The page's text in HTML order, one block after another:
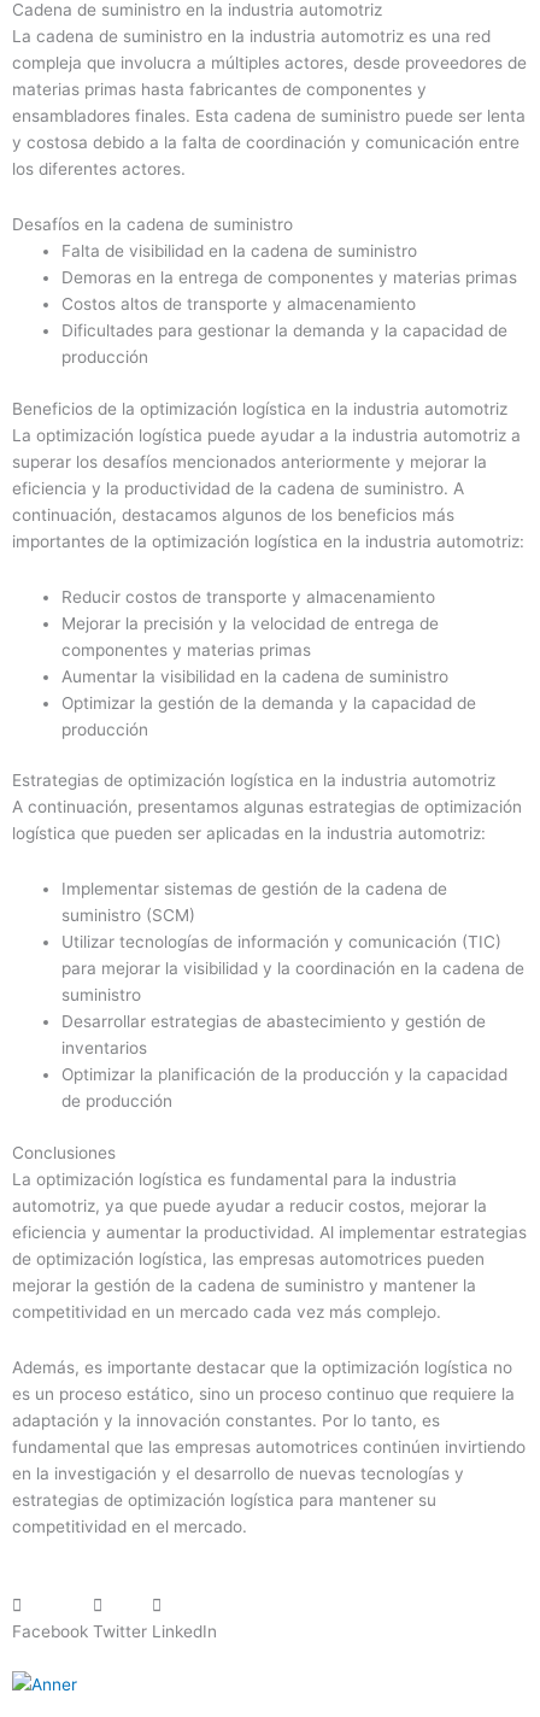
Cadena de suministro en la industria automotriz
La cadena de suministro en la industria automotriz es una red
compleja que involucra a múltiples actores, desde proveedores de
materias primas hasta fabricantes de componentes y
ensambladores finales. Esta cadena de suministro puede ser lenta
y costosa debido a la falta de coordinación y comunicación entre
los diferentes actores.
Desafíos en la cadena de suministro
Falta de visibilidad en la cadena de suministro
Demoras en la entrega de componentes y materias primas
Costos altos de transporte y almacenamiento
Dificultades para gestionar la demanda y la capacidad de
producción
Beneficios de la optimización logística en la industria automotriz
La optimización logística puede ayudar a la industria automotriz a
superar los desafíos mencionados anteriormente y mejorar la
eficiencia y la productividad de la cadena de suministro. A
continuación, destacamos algunos de los beneficios más
importantes de la optimización logística en la industria automotriz:
Reducir costos de transporte y almacenamiento
Mejorar la precisión y la velocidad de entrega de
componentes y materias primas
Aumentar la visibilidad en la cadena de suministro
Optimizar la gestión de la demanda y la capacidad de
producción
Estrategias de optimización logística en la industria automotriz
A continuación, presentamos algunas estrategias de optimización
logística que pueden ser aplicadas en la industria automotriz:
Implementar sistemas de gestión de la cadena de
suministro (SCM)
Utilizar tecnologías de información y comunicación (TIC)
para mejorar la visibilidad y la coordinación en la cadena de
suministro
Desarrollar estrategias de abastecimiento y gestión de
inventarios
Optimizar la planificación de la producción y la capacidad
de producción
Conclusiones
La optimización logística es fundamental para la industria
automotriz, ya que puede ayudar a reducir costos, mejorar la
eficiencia y aumentar la productividad. Al implementar estrategias
de optimización logística, las empresas automotrices pueden
mejorar la gestión de la cadena de suministro y mantener la
competitividad en un mercado cada vez más complejo.
Además, es importante destacar que la optimización logística no
es un proceso estático, sino un proceso continuo que requiere la
adaptación y la innovación constantes. Por lo tanto, es
fundamental que las empresas automotrices continúen invirtiendo
en la investigación y el desarrollo de nuevas tecnologías y
estrategias de optimización logística para mantener su
competitividad en el mercado.
Facebook Twitter LinkedIn